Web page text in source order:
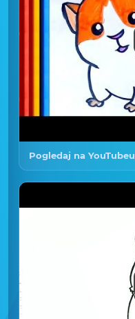
Pogledaj na YouTubeu